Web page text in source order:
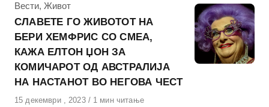
КАтегорија
Вести, Живот
СЛАВЕТЕ ГО ЖИВОТОТ НА
БЕРИ ХЕМФРИС СО СМЕА,
КАЖА ЕЛТОН ЏОН ЗА
КОМИЧАРОТ ОД АВСТРАЛИЈА
НА НАСТАНОТ ВО НЕГОВА ЧЕСТ
Објавено
15 декември , 2023 1 мин читање